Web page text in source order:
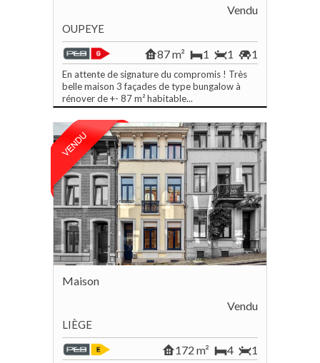
Vendu
OUPEYE
1
1
1
87 m²
En attente de signature du compromis ! Très
belle maison 3 façades de type bungalow à
rénover de +- 87 m² habitable...
Maison
Vendu
LIÈGE
1
4
172 m²